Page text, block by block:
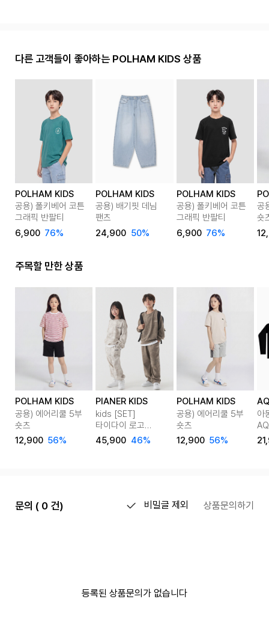
다른 고객들이 좋아하는 POLHAM KIDS 상품
POLHAM KIDS
공용) 폴키베어 코튼
그래픽 반팔티
6,900 76%
POLHAM KIDS
공용) 배기핏 데님
팬츠
24,900 50%
POLHAM KIDS
공용) 폴키베어 코튼
그래픽 반팔티
6,900 76%
공
숏
주목할 만한 상품
POLHAM KIDS
공용) 에어리쿨 5부
숏츠
12,900 56%
PIANER KIDS
kids [SET]
타이다이 로고
맨투맨&스트링 팬츠
셋업 2color
45,900 46%
POLHAM KIDS
공용) 에어리쿨 5부
숏츠
12,900 56%
아
반
문의 ( 0 건) 비밀글 제외 상품문의하기
등록된 상품문의가 없습니다